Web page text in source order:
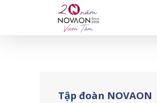
Trang chủ
Tập đoàn NOVAON